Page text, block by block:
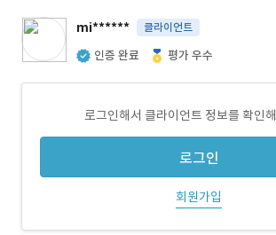
mi****** 클라이언트
인증 완료 평가 우수
로그인해서 클라이언트 정보를 확인
로그인
회원가입